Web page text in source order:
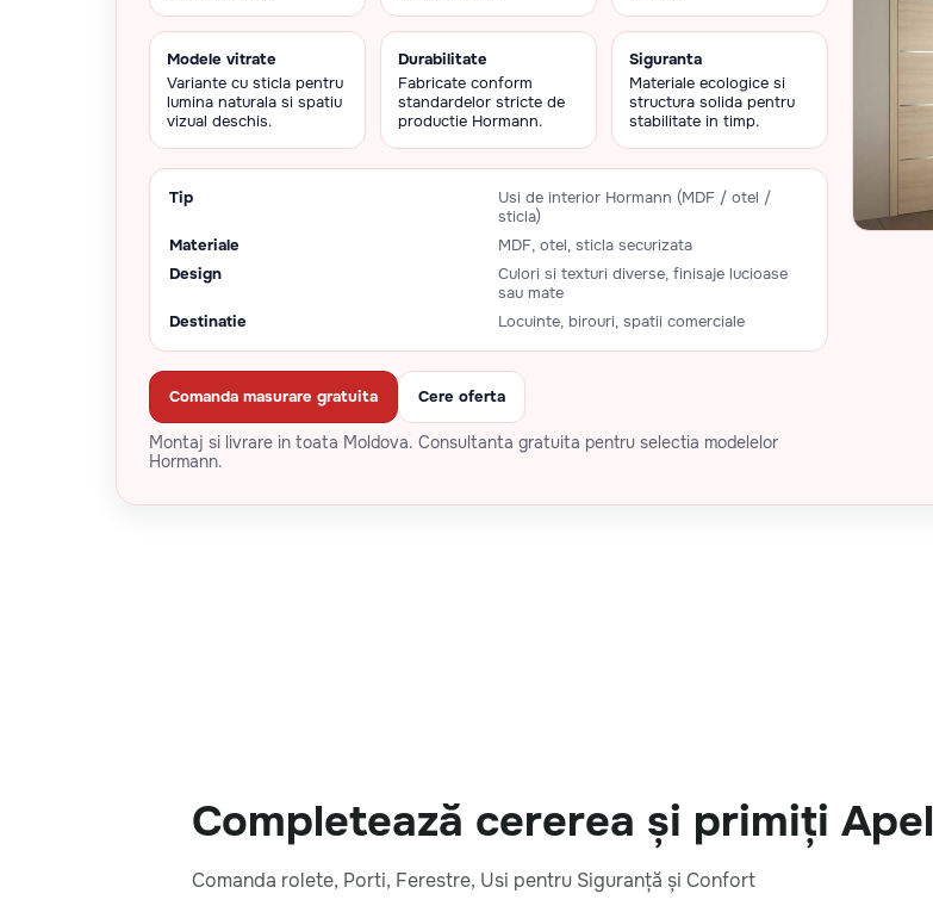
Modele vitrate
Variante cu sticla pentru
lumina naturala si spatiu
vizual deschis.
Durabilitate
Fabricate conform
standardelor stricte de
productie Hormann.
Siguranta
Materiale ecologice si
structura solida pentru
stabilitate in timp.
Tip
Usi de interior Hormann (MDF / otel /
sticla)
Materiale
MDF, otel, sticla securizata
Design
Culori si texturi diverse, finisaje lucioase
sau mate
Destinatie
Locuinte, birouri, spatii comerciale
Comanda masurare gratuita Cere oferta
Montaj si livrare in toata Moldova. Consultanta gratuita pentru selectia modelelor
Hormann.
Completează cererea și primiți Apel
Comanda rolete, Porti, Ferestre, Usi pentru Siguranță și Confort